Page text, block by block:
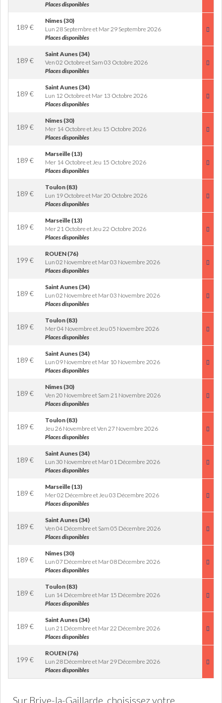
Places disponibles
189 €
Nimes (30)
Lun 28 Septembre et Mar 29 Septembre 2026
Places disponibles
189 €
Saint Aunes (34)
Ven 02 Octobre et Sam 03 Octobre 2026
Places disponibles
189 €
Saint Aunes (34)
Lun 12 Octobre et Mar 13 Octobre 2026
Places disponibles
189 €
Nimes (30)
Mer 14 Octobre et Jeu 15 Octobre 2026
Places disponibles
189 €
Marseille (13)
Mer 14 Octobre et Jeu 15 Octobre 2026
Places disponibles
189 €
Toulon (83)
Lun 19 Octobre et Mar 20 Octobre 2026
Places disponibles
189 €
Marseille (13)
Mer 21 Octobre et Jeu 22 Octobre 2026
Places disponibles
199 €
ROUEN (76)
Lun 02 Novembre et Mar 03 Novembre 2026
Places disponibles
189 €
Saint Aunes (34)
Lun 02 Novembre et Mar 03 Novembre 2026
Places disponibles
189 €
Toulon (83)
Mer 04 Novembre et Jeu 05 Novembre 2026
Places disponibles
189 €
Saint Aunes (34)
Lun 09 Novembre et Mar 10 Novembre 2026
Places disponibles
189 €
Nimes (30)
Ven 20 Novembre et Sam 21 Novembre 2026
Places disponibles
189 €
Toulon (83)
Jeu 26 Novembre et Ven 27 Novembre 2026
Places disponibles
189 €
Saint Aunes (34)
Lun 30 Novembre et Mar 01 Décembre 2026
Places disponibles
189 €
Marseille (13)
Mer 02 Décembre et Jeu 03 Décembre 2026
Places disponibles
189 €
Saint Aunes (34)
Ven 04 Décembre et Sam 05 Décembre 2026
Places disponibles
189 €
Nimes (30)
Lun 07 Décembre et Mar 08 Décembre 2026
Places disponibles
189 €
Toulon (83)
Lun 14 Décembre et Mar 15 Décembre 2026
Places disponibles
189 €
Saint Aunes (34)
Lun 21 Décembre et Mar 22 Décembre 2026
Places disponibles
199 €
ROUEN (76)
Lun 28 Décembre et Mar 29 Décembre 2026
Places disponibles
Sur Brive-la-Gaillarde, choisissez votre